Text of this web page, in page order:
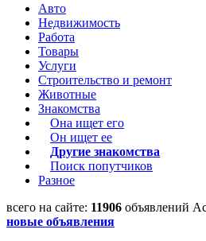
Авто
Недвижимость
Работа
Товары
Услуги
Строительство и ремонт
Животные
Знакомства
Она ищет его
Он ищет ее
Другие знакомства
Поиск попутчиков
Разное
всего на сайте: 11906 объявлений
новые объявления